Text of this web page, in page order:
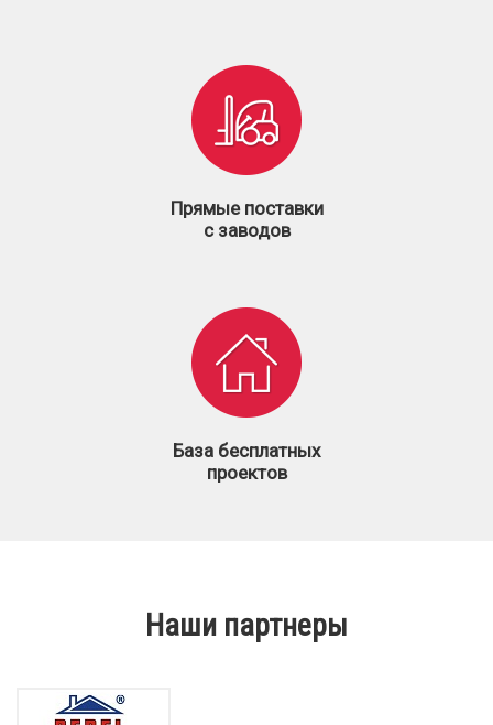
Прямые поставки
с заводов
База бесплатных
проектов
Наши партнеры